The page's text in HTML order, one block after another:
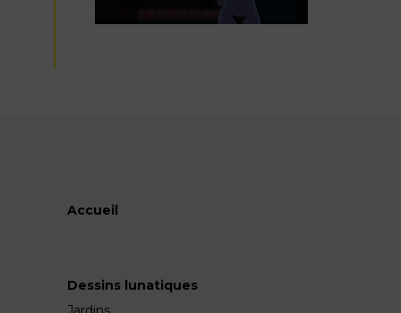
Accueil
Dessins lunatiques